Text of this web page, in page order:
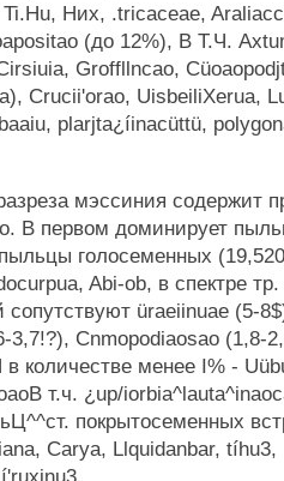
Них, .tricaceae,
(до 12%), В Т.Ч.
Groffllncao,
Crucii'orao, UisbeiliXerua,
plarjta¿íinacüttü,
мэссиния содержит
В первом доминирует
голосеменных
Abi-ob, в спектре
üraeiinuae (5-
3,7!?), Cnmopodiaosao (1,8-
количестве менее I% -
т.ч. ¿up/
покрытосеменных
Carya, Llquidanbar, tíhu3,